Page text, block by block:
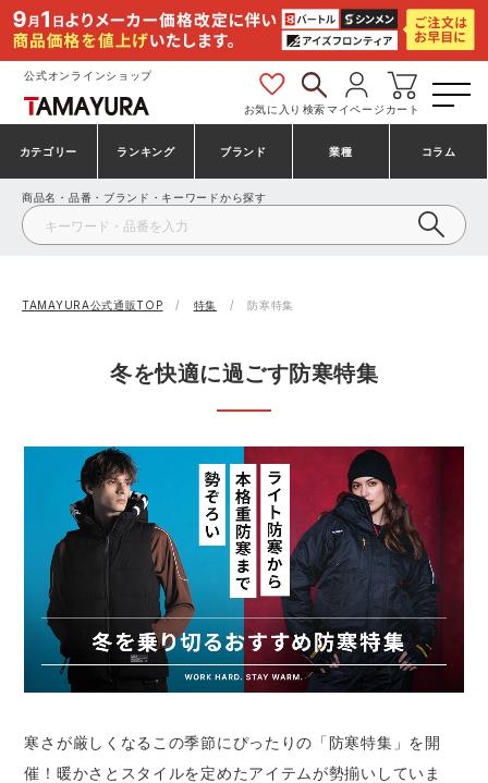
公式オンラインショップ
お気に入り 検索マイページ カート
カテゴリー
安全靴・作業靴
作業着・作業服
防寒着
作業用手袋
アウトドア・スポーツ
ワークスーツ
ランキング
安全靴ランキング
安全靴スニーカーランキング
シューズランキング
ミズノ安全靴ランキング
作業着ランキング
アウトドアウェアランキング
つなぎランキング
空調服ランキング
ブランド
アシックス
プーマ コンバース（CONVERSE）
バートル
アイトス株式会社
コーコス ジーベック
クロダルマ 桑和
山田辰 クレヒフク
おたふく手袋 マック
業種
建設・建築作業服
製造・工場作業服
鉄鋼・機械作業服
農作業服
電気・設備作業服
配達・営業作業服
自動車整備士作業服
DIY・日曜大工作業服
コラム
商品名・品番・ブランド・キーワードから探す
TAMAYURA公式通販TOP 特集 防寒特集
冬を快適に過ごす防寒特集
寒さが厳しくなるこの季節にぴったりの「防寒特集」を開
催！暖かさとスタイルを定めたアイテムが勢揃いしていま